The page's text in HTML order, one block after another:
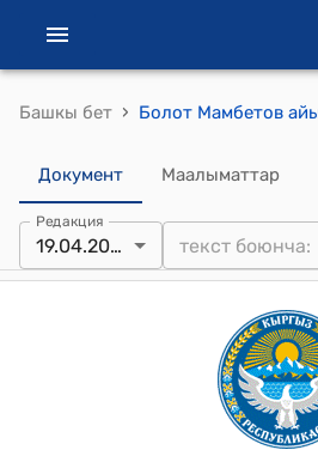
Башкы бет ›
Документ Маалыматтар
Редакция
19.04.2024